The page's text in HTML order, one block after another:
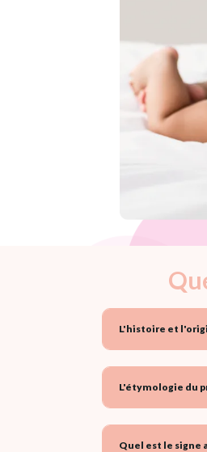
L'histoire et
L'étymologie du
Quel est le signe